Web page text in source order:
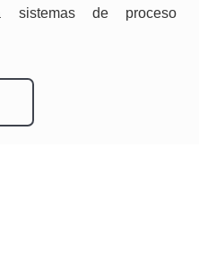
sistemas de proceso